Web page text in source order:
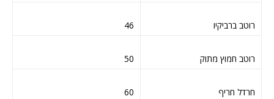
רוטב ברביקיו 46
רוטב חמוץ מתוק 50
חרדל חריף 60